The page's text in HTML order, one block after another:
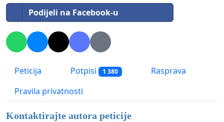
Podijeli na Facebook-u
Peticija Potpisi 1 380
Rasprava
Pravila privatnosti
Kontaktirajte autora peticije